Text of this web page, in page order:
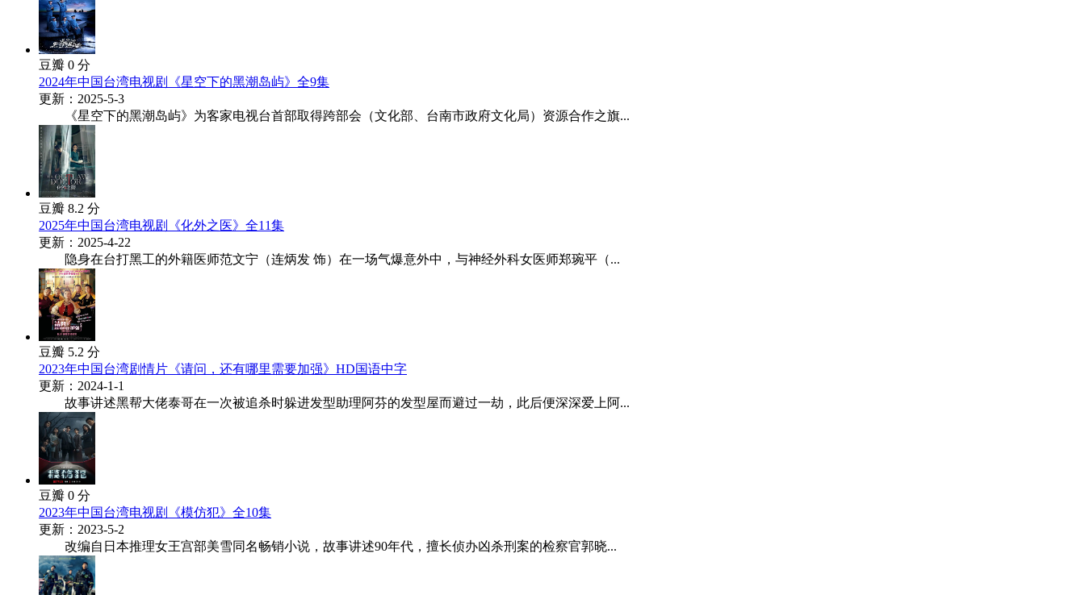
豆瓣 0 分
2024年中国台湾电视剧《星空下的黑潮岛屿》全9集
更新：2025-5-3
《星空下的黑潮岛屿》为客家电视台首部取得跨部会（文化部、台南市政府文化局）资源合作之旗...
豆瓣 8.2 分
2025年中国台湾电视剧《化外之医》全11集
更新：2025-4-22
隐身在台打黑工的外籍医师范文宁（连炳发 饰）在一场气爆意外中，与神经外科女医师郑琬平（...
豆瓣 5.2 分
2023年中国台湾剧情片《请问，还有哪里需要加强》HD国语中字
更新：2024-1-1
故事讲述黑帮大佬泰哥在一次被追杀时躲进发型助理阿芬的发型屋而避过一劫，此后便深深爱上阿...
豆瓣 0 分
2023年中国台湾电视剧《模仿犯》全10集
更新：2023-5-2
改编自日本推理女王宫部美雪同名畅销小说，故事讲述90年代，擅长侦办凶杀刑案的检察官郭晓...